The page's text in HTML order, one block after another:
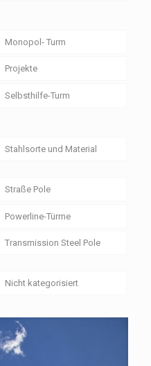
Monopol- Turm
Projekte
Selbsthilfe-Turm
Stahlsorte und Material
Straße Pole
Powerline-Türme
Transmission Steel Pole
Nicht kategorisiert